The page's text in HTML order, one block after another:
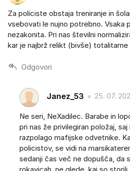
Za policiste obstaja treniranje in
vsebovati le nujno potrebno. Vsaka
nezakonita. Pri nas številni
kar je najbrž relikt (bivše) totalitarne
Odgovori
Janez_53 25. 07.
Ne seri, NeXadilec. Barabe in
pri nas že privilegiran položaj,
razpolago mafijske odvetnike.
policistov, se vidi na
sedanji čas več ne dopušča, da